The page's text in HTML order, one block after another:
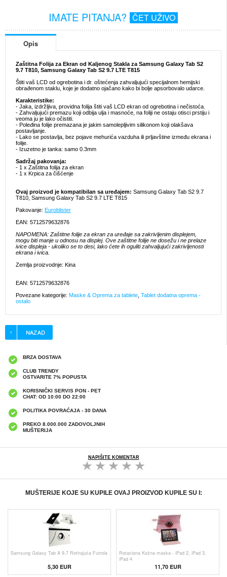
IMATE PITANJA? ČET UŽIVO
Opis
Zaštitna Folija za Ekran od Kaljenog Stakla za Samsung Galaxy Tab S2
9.7 T810, Samsung Galaxy Tab S2 9.7 LTE T815
Štiti vaš LCD od ogrebotina i dr. oštećenja zahvaljujući specijalnom hemijski
obrađenom staklu, koje je dodatno ojačano kako bi bolje apsorbovalo udarce.
Karakteristike:
- Jaka, izdržljiva, providna folija štiti vaš LCD ekran od ogrebotina i nečistoća.
- Zahvaljujući premazu koji odbija ulja i masnoće, na foliji ne ostaju otisci prstiju i
veoma ju je lako očistiti.
- Poleđina folije premazana je jakim samolepljivim silikonom koji olakšava
postavljanje.
- Lako se postavlja, bez pojave mehurića vazduha ili prljavštine između ekrana i
folije.
- Izuzetno je tanka: samo 0.3mm
Sadržaj pakovanja:
- 1 x Zaštitna folija za ekran
- 1 x Krpica za čišćenje
Ovaj proizvod je kompatibilan sa uređajem: Samsung Galaxy Tab S2 9.7
T810, Samsung Galaxy Tab S2 9.7 LTE T815
Pakovanje: Euroblister
EAN: 5712579632876
NAPOMENA: Zaštitne folije za ekran za uređaje sa zakrivljenim displejem,
mogu biti manje u odnosu na displej. Ove zaštitne folije ne dosežu i ne prelaze
ivice displeja - ukoliko se to desi, lako ćete ih oguliti zahvaljujući zakrivljenosti
ekrana i ivica.
Zemlja proizvodnje: Kina
EAN: 5712579632876
Povezane kategorije: Maske & Oprema za tablete Tablet dodatna oprema -
ostalo
BRZA DOSTAVA
CLUB TRENDY
OSTVARITE 7% POPUSTA
KORISNIČKI SERVIS PON - PET
CHAT: OD 10:00 DO 22:00
POLITIKA POVRAĆAJA - 30 DANA
PREKO 8.000.000 ZADOVOLJNIH
MUŠTERIJA
NAPIŠITE KOMENTAR
MUŠTERIJE KOJE SU KUPILE OVAJ PROIZVOD KUPILE SU I:
Samsung Galaxy Tab A 9.7 Rotirajuća Futrola
5,30EUR
Rotaciona Kožna maska - iPad 2, iPad 3,
iPad 4
11,70 EUR